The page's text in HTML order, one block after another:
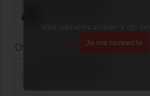
Vous souhaitez accéder à ces
Je me connecte